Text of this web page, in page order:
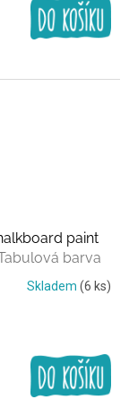
paint
barva
Skladem (6 ks)